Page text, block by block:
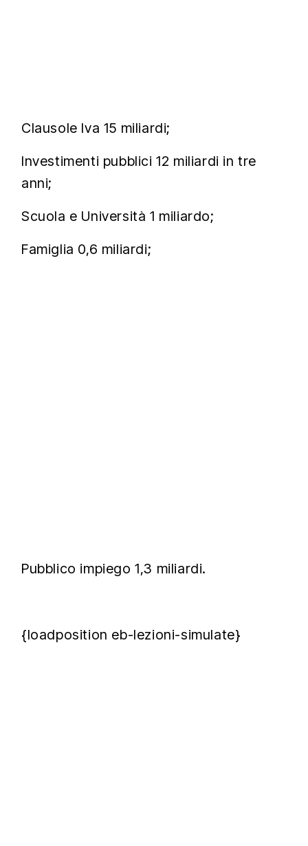
Clausole Iva 15 miliardi;
Investimenti pubblici 12 miliardi in tre
anni;
Scuola e Università 1 miliardo;
Famiglia 0,6 miliardi;
Pubblico impiego 1,3 miliardi.
{loadposition eb-lezioni-simulate}